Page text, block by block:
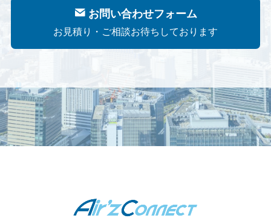
お問い合わせフォーム
お見積り・ご相談お待ちしております